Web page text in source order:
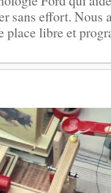
sans effort. Nous
place libre et